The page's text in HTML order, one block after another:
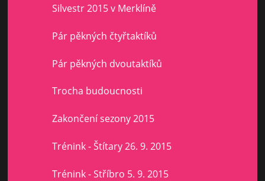
Silvestr 2015 v Merklíně
Pár pěkných čtyřtaktíků
Pár pěkných dvoutaktíků
Trocha budoucnosti
Zakončení sezony 2015
Trénink - Štítary 26. 9. 2015
Trénink - Stříbro 5. 9. 2015